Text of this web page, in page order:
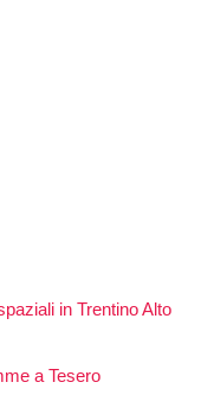
in Trentino Alto
a Tesero